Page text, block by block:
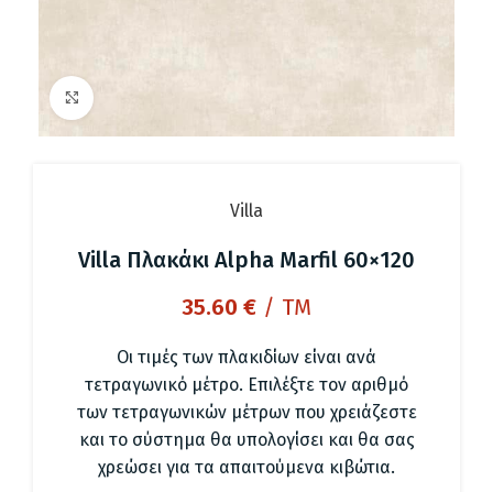
Villa
Villa Πλακάκι Alpha Marfil 60×120
35.60 € / TM
Οι τιμές των πλακιδίων είναι ανά
τετραγωνικό μέτρο. Επιλέξτε τον αριθμό
των τετραγωνικών μέτρων που χρειάζεστε
και το σύστημα θα υπολογίσει και θα σας
χρεώσει για τα απαιτούμενα κιβώτια.